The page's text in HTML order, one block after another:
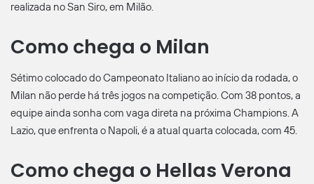
realizada no San Siro, em Milão.
Como chega o Milan
Sétimo colocado do Campeonato Italiano ao início da rodada, o
Milan não perde há três jogos na competição. Com 38 pontos, a
equipe ainda sonha com vaga direta na próxima Champions. A
Lazio, que enfrenta o Napoli, é a atual quarta colocada, com 45.
Como chega o Hellas Verona